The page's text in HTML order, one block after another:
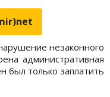
незаконного
административная
был только заплатить